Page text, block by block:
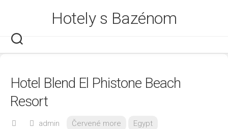
Hotely s Bazénom
Hotel Blend El Phistone Beach
Resort
admin Červené more
Egypt